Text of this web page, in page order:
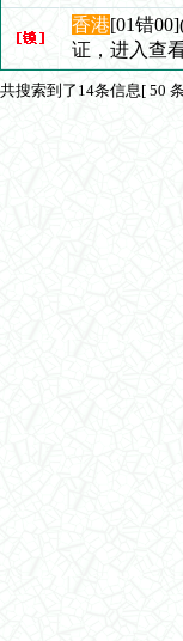
香港[01错
证，进入查
共搜索到了14条信息[ 50